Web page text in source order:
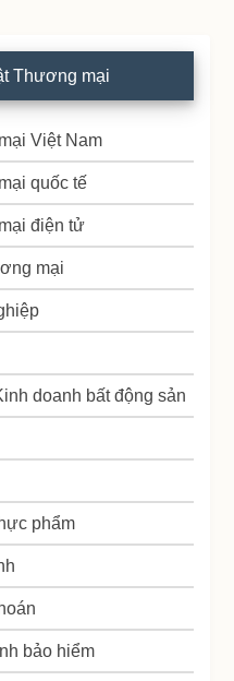
Thương mại
Việt Nam
quốc tế
điện tử
mại
doanh bất động sản
phẩm
bảo hiểm